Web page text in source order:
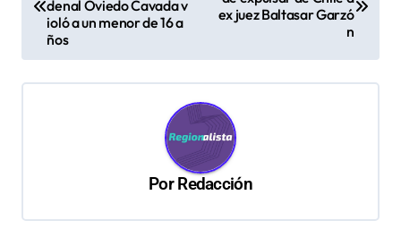
e
g
denal Oviedo Cavada v
ioló a un menor de 16 a
ños
ex juez Baltasar Garzó
n
PorRedacción